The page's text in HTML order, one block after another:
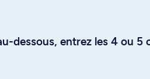
dessous, entrez les 4 ou 5